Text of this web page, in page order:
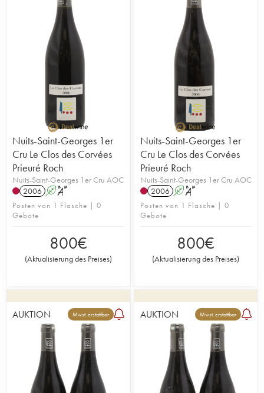
Nuits-Saint-Georges 1er
Cru Le Clos des Corvées
Prieuré Roch
Nuits-Saint-Georges 1er Cru AOC
2006 A S
Posten von 1 Flasche | 0
Gebote
800€
(Aktualisierung des Preises)
Nuits-Saint-Georges 1er
Cru Le Clos des Corvées
Prieuré Roch
Nuits-Saint-Georges 1er Cru AOC
2006 A S
Posten von 1 Flasche | 0
Gebote
800€
(Aktualisierung des Preises)
AUKTION Mwst. erstattbar AUKTION Mwst. erstattbar